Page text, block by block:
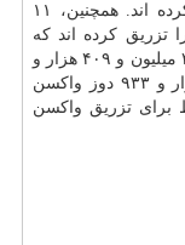
در کشور دوز اول واکسن کرونا را دریافت کرده اند. همچنین، ۱۱
دوز دوم را تزریق کرده اند که
مجموع واکسن های تزریق شده در کشور به ۳۲ میلیون و ۴۰۹ هزار و
۶۲۷ دوز رسید. در شبانه روز گذشته ۹۵۸ هزار و ۹۳۳ دوز واکسن
برای تزریق واکسن